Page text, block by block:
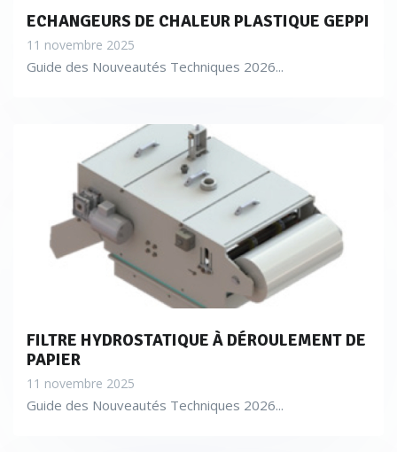
ECHANGEURS DE CHALEUR PLASTIQUE GEPPI
11 novembre 2025
Guide des Nouveautés Techniques 2026...
FILTRE HYDROSTATIQUE À DÉROULEMENT DE
PAPIER
11 novembre 2025
Guide des Nouveautés Techniques 2026...